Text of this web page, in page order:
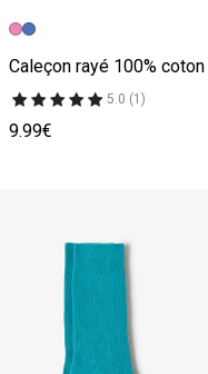
Caleçon rayé 100% coton
5.0 (1)
9.99€